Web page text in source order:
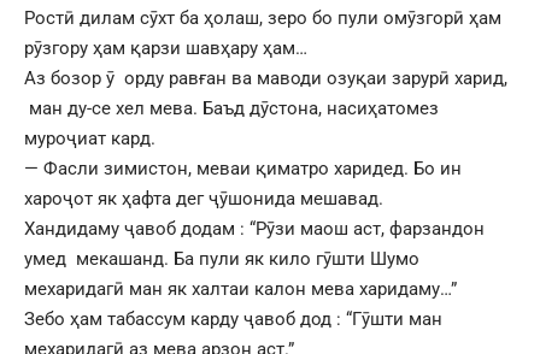
Ростӣ дилам сӯхт ба ҳолаш, зеро бо пули омӯзгорӣ ҳам
рӯзгору ҳам қарзи шавҳару ҳам…
Аз бозор ӯ орду равған ва маводи озуқаи зарурӣ харид,
ман ду-се хел мева. Баъд дӯстона, насиҳатомез
муроҷиат кард.
— Фасли зимистон, меваи қиматро харидед. Бо ин
хароҷот як ҳафта дег ҷӯшонида мешавад.
Хандидаму ҷавоб додам : “Рӯзи маош аст, фарзандон
умед мекашанд. Ба пули як кило гӯшти Шумо
мехаридагӣ ман як халтаи калон мева харидаму…”
Зебо ҳам табассум карду ҷавоб дод : “Гӯшти ман
мехаридагӣ аз мева арзон аст.”